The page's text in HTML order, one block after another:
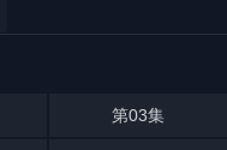
第03集